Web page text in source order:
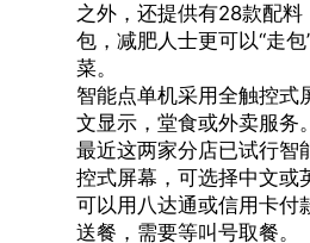
之外，还提供有28款配
包，减肥人士更可以“走
菜。
智能点单机采用全触控式
文显示，堂食或外卖服务。
最近这两家分店已试行智
控式屏幕，可选择中文或
可以用八达通或信用卡付
送餐，需要等叫号取餐。